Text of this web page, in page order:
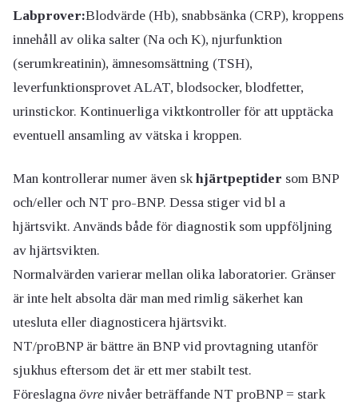
Labprover:Blodvärde (Hb), snabbsänka (CRP), kroppens
innehåll av olika salter (Na och K), njurfunktion
(serumkreatinin), ämnesomsättning (TSH),
leverfunktionsprovet ALAT, blodsocker, blodfetter,
urinstickor. Kontinuerliga viktkontroller för att upptäcka
eventuell ansamling av vätska i kroppen.
Man kontrollerar numer även skhjärtpeptider som BNP
och/eller och NT pro-BNP. Dessa stiger vid bl a
hjärtsvikt. Används både för diagnostik som uppföljning
av hjärtsvikten.
Normalvärden varierar mellan olika laboratorier. Gränser
är inte helt absolta där man med rimlig säkerhet kan
utesluta eller diagnosticera hjärtsvikt.
NT/proBNP är bättre än BNP vid provtagning utanför
sjukhus eftersom det är ett mer stabilt test.
Föreslagna övre nivåer beträffande NT proBNP = stark